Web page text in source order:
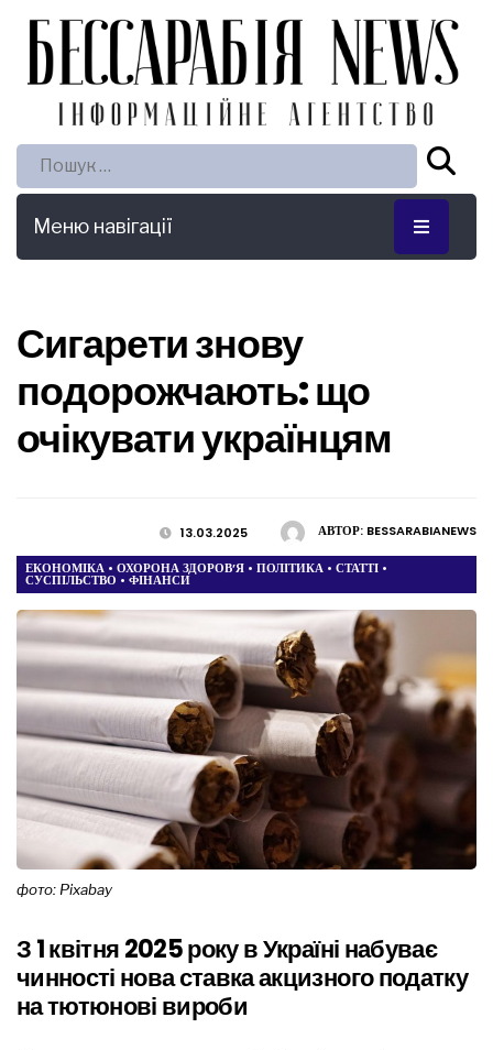
Пошук:
Меню навігації
Сигарети знову
подорожчають: що
очікувати українцям
АВТОР: BESSARABIANEWS
13.03.2025
ЕКОНОМІКА • ОХОРОНА ЗДОРОВ’Я • ПОЛІТИКА • СТАТТІ •
СУСПІЛЬСТВО • ФІНАНСИ
фото: Pixabay
З 1 квітня 2025 року в Україні набуває
чинності нова ставка акцизного податку
на тютюнові вироби